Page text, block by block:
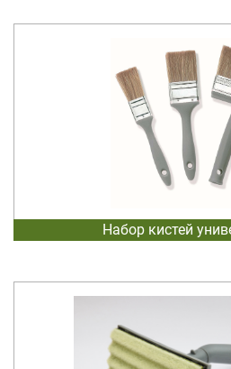
Набор кистей